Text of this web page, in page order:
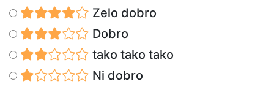
Zelo dobro
Dobro
tako tako tako
Ni dobro